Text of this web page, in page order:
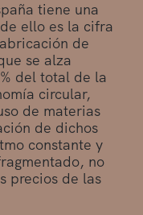
tiene una
ello es la cifra
de
se alza
del total de la
circular,
de materias
de dichos
constante y
no
precios de las